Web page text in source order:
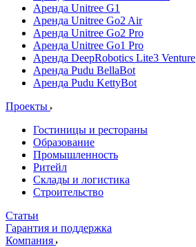
Аренда Unitree G1
Аренда Unitree Go2 Air
Аренда Unitree Go2 Pro
Аренда Unitree Go1 Pro
Аренда DeepRobotics Lite3 Venture
Аренда Pudu BellaBot
Аренда Pudu KettyBot
Проекты
Гостиницы и рестораны
Образование
Промышленность
Ритейл
Склады и логистика
Строительство
Статьи
Гарантия и поддержка
Компания